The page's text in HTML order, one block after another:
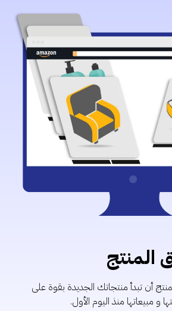
المنتج
أن تبدأ منتجاتك الجديدة بقوة على
و مبيعاتها منذ اليوم الأول.